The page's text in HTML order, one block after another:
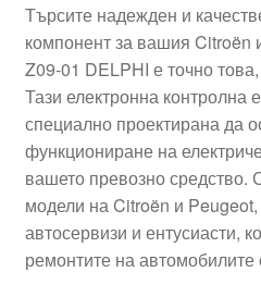
Контакт
Моята сметка
Плащанията
Политика за поверителност
Правила и условия
Търсите надежден и
компонент за вашия Citroën
Z09-01 DELPHI е точно
Тази електронна контролна
специално проектирана да
функциониране на
вашето превозно средство.
модели на Citroën и
автосервизи и ентусиасти,
ремонтите на автомобилите